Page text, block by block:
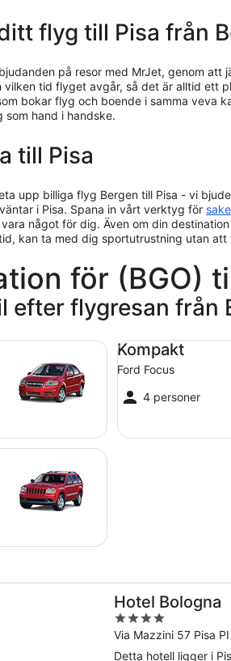
flyg till Pisa från
på resor med MrJet, genom
tid flyget avgår, så det är alltid ett
bokar flyg och boende i samma veva
som hand i handske.
till Pisa
upp billiga flyg Bergen till Pisa - vi
i Pisa. Spana in vårt verktyg för
något för dig. Även om din
kan ta med dig sportutrustning utan
för (BGO)
efter flygresan från
Kompakt
Ford Focus
4 personer
Kompakt Ford Focus
Hotel Bologna
4
out
of
Via Mazzini 57 Pisa PI
Detta hotell ligger i